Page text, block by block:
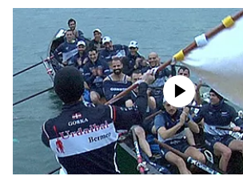
Baloncesto
Ciclismo
Herri-kirolak
Balonmano